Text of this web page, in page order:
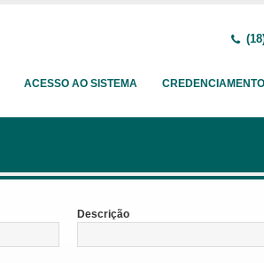
ACESSO AO SISTEMA CREDENCIAMENTO
Descrição